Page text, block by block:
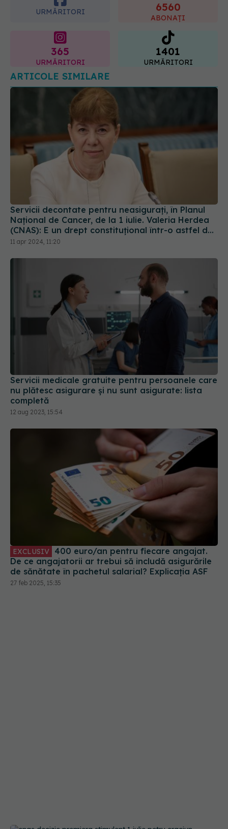
URMĂRITORI 6560
ABONAȚI
365
URMĂRITORI
1401
URMĂRITORI
ARTICOLE SIMILARE
Servicii decontate pentru neasiguraţi, în Planul
Naţional de Cancer, de la 1 iulie. Valeria Herdea
(CNAS): E un drept constituţional într-o astfel de
boală. Nu e normal să moară atâţia oameni
11 apr 2024, 11:20
Servicii medicale gratuite pentru persoanele care
nu plătesc asigurare și nu sunt asigurate: lista
completă
12 aug 2023, 15:54
EXCLUSIV
De ce angajatorii ar trebui să includă asigurările
de sănătate în pachetul salarial? Explicația ASF
27 feb 2025, 15:35